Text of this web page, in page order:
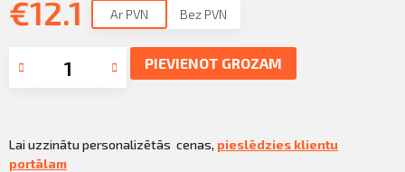
KLIENTU PORTĀLS
KĻŪT PAR KLIENTU
€12.1 Ar PVN Bez PVN
PIEVIENOT GROZAM
Lai uzzinātu personalizētās cenas, pieslēdzies klientu
portālam